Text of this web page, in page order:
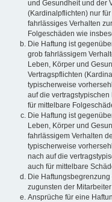
und Gesundheit und der
(Kardinalpflichten) nur
fahrlässiges Verhalten
Folgeschäden wie
Die Haftung ist
grob fahrlässigem
Leben, Körper und
Vertragspflichten
typischerweise
auf die
für mittelbare
Die Haftung ist
Leben, Körper und
fahrlässigem Verhalten
typischerweise
nach auf die
auch für mittelbare
Die
zugunsten der
Ansprüche für eine